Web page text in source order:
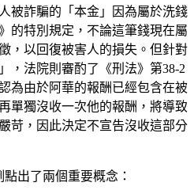
被詐騙的「本金」因為屬於洗錢
的特別規定，不論這筆錢現在屬
，以回復被害人的損失。但針對
，法院則審酌了《刑法》第38-2
為由於阿華的報酬已經包含在被
單獨沒收一次他的報酬，將導致
苛，因此決定不宣告沒收這部分
點出了兩個重要概念：